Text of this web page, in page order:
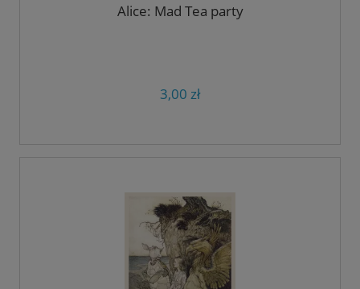
Alice: Mad Tea party
3,00 zł